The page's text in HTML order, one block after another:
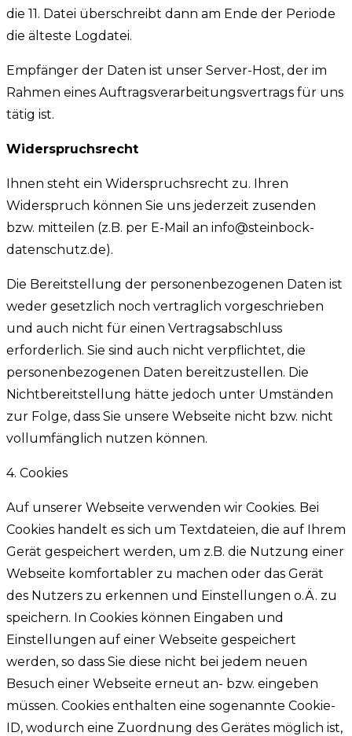
die 11. Datei überschreibt dann am Ende der Periode
die älteste Logdatei.
Empfänger der Daten ist unser Server-Host, der im
Rahmen eines Auftragsverarbeitungsvertrags für uns
tätig ist.
Widerspruchsrecht
Ihnen steht ein Widerspruchsrecht zu. Ihren
Widerspruch können Sie uns jederzeit zusenden
bzw. mitteilen (z.B. per E-Mail an info@steinbock-
datenschutz.de).
Die Bereitstellung der personenbezogenen Daten ist
weder gesetzlich noch vertraglich vorgeschrieben
und auch nicht für einen Vertragsabschluss
erforderlich. Sie sind auch nicht verpflichtet, die
personenbezogenen Daten bereitzustellen. Die
Nichtbereitstellung hätte jedoch unter Umständen
zur Folge, dass Sie unsere Webseite nicht bzw. nicht
vollumfänglich nutzen können.
4. Cookies
Auf unserer Webseite verwenden wir Cookies. Bei
Cookies handelt es sich um Textdateien, die auf Ihrem
Gerät gespeichert werden, um z.B. die Nutzung einer
Webseite komfortabler zu machen oder das Gerät
des Nutzers zu erkennen und Einstellungen o.Ä. zu
speichern. In Cookies können Eingaben und
Einstellungen auf einer Webseite gespeichert
werden, so dass Sie diese nicht bei jedem neuen
Besuch einer Webseite erneut an- bzw. eingeben
müssen. Cookies enthalten eine sogenannte Cookie-
ID, wodurch eine Zuordnung des Gerätes möglich ist,